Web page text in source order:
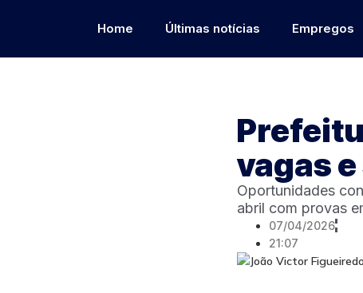
Home Últimas notícias Empregos
vagas
Oportunidades
abril com provas
07/04/2026
21:07